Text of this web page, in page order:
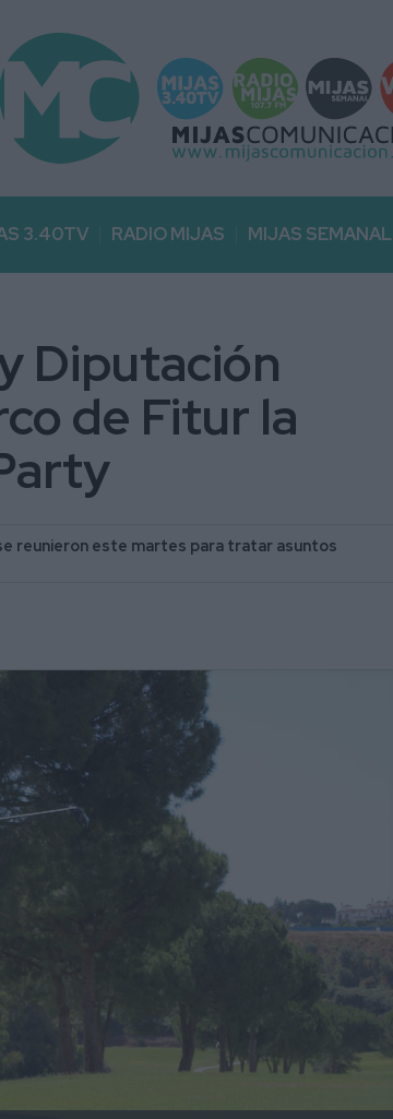
3.40TV RADIO MIJAS MIJAS SEMANAL
Diputación
de Fitur la
reunieron este martes para tratar asuntos